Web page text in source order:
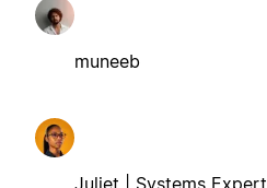
muneeb
Juliet | Systems Expert